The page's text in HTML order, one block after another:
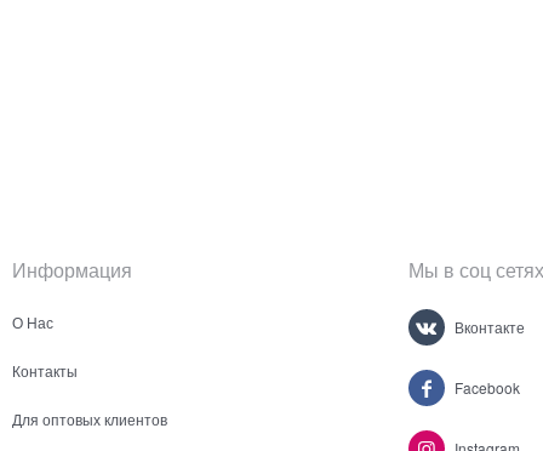
Информация
О Нас
Контакты
Для оптовых клиентов
Мы в соц сетях
Вконтакте
Facebook